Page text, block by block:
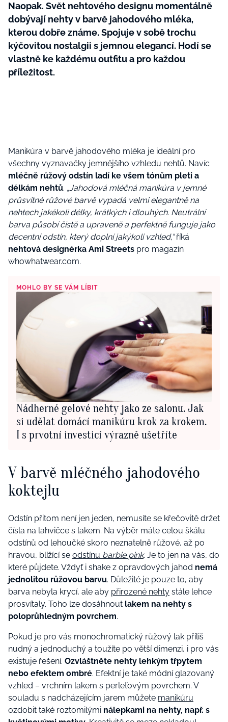
Naopak. Svět nehtového designu momentálně
dobývají nehty v barvě jahodového mléka,
kterou dobře známe. Spojuje v sobě trochu
kýčovitou nostalgii s jemnou elegancí. Hodí se
vlastně ke každému outfitu a pro každou
příležitost.
Manikúra v barvě jahodového mléka je ideální pro
všechny vyznavačky jemnějšího vzhledu nehtů. Navíc
mléčně růžový odstín ladí ke všem tónům pleti a
délkám nehtů. „Jahodová mléčná manikúra v jemné
průsvitné růžové barvě vypadá velmi elegantně na
nehtech jakékoli délky, krátkých i dlouhých. Neutrální
barva působí čistě a upraveně a perfektně funguje jako
decentní odstín, který doplní jakýkoli vzhled,“říká
nehtová designérka Ami Streets pro magazín
whowhatwear.com.
MOHLO BY SE VÁM LÍBIT
Nádherné gelové nehty jako ze salonu. Jak
si udělat domácí manikúru krok za krokem.
I s prvotní investicí výrazně ušetříte
V barvě mléčného jahodového
koktejlu
Odstín přitom není jen jeden, nemusíte se křečovitě držet
čísla na lahvičce s lakem. Na výběr máte celou škálu
odstínů od lehoučké skoro neznatelně růžové, až po
hravou, blížící se odstínu barbie pink. Je to jen na vás, do
které půjdete. Vždyť i shake z opravdových jahod nemá
jednolitou růžovou barvu. Důležité je pouze to, aby
barva nebyla krycí, ale aby přirozené nehty stále lehce
prosvítaly. Toho lze dosáhnout lakem na nehty s
poloprůhledným povrchem.
Pokud je pro vás monochromatický růžový lak příliš
nudný a jednoduchý a toužíte po větší dimenzi, i pro vás
existuje řešení. Ozvláštněte nehty lehkým třpytem
nebo efektem ombré. Efektní je také módní glazovaný
vzhled – vrchním lakem s perleťovým povrchem. V
souladu s nadcházejícím jarem můžete manikúru
ozdobit také roztomilými nálepkami na nehty, např. s